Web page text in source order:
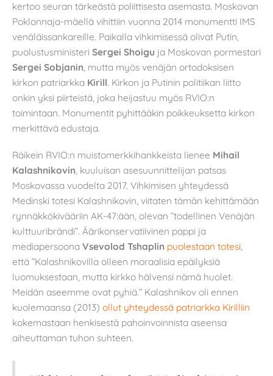
kertoo seuran tärkeästä poliittisesta asemasta. Moskovan
Poklonnaja-mäellä vihittiin vuonna 2014 monumentti IMS
venäläissankareille. Paikalla vihkimisessä olivat Putin,
puolustusministeri Sergei Shoigu ja Moskovan pormestari
Sergei Sobjanin , mutta myös venäjän ortodoksisen
kirkon patriarkka Kirill. Kirkon ja Putinin politiikan liitto
onkin yksi piirteistä, joka heijastuu myös RVIO:n
toimintaan. Monumentit pyhittääkin poikkeuksetta kirkon
merkittävä edustaja.
Räikein RVIO:n muistomerkkihankkeista lienee Mihail
Kalashnikovin , kuuluisan asesuunnittelijan patsas
Moskovassa vuodelta 2017. Vihkimisen yhteydessä
Medinski totesi Kalashnikovin, viitaten tämän kehittämään
rynnäkkökivääriin AK-47:ään, olevan ”todellinen Venäjän
kulttuuribrändi”. Äärikonservatiivinen pappi ja
mediapersoona Vsevolod Tshaplin puolestaan totesi
että ”Kalashnikovilla olleen moraalisia epäilyksiä
luomuksestaan, mutta kirkko hälvensi nämä huolet.
Meidän aseemme ovat pyhiä.” Kalashnikov oli ennen
kuolemaansa (2013) ollut yhteydessä patriarkka Kirilliin
kokemastaan henkisestä pahoinvoinnista aseensa
aiheuttaman tuhon suhteen.